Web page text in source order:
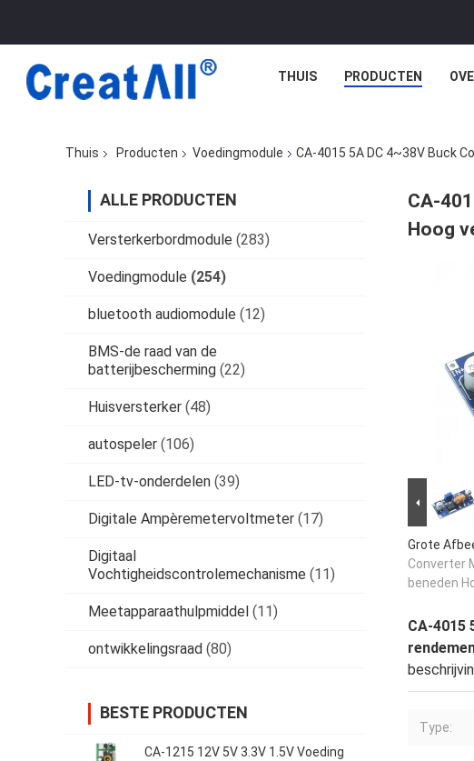
THUIS PRODUCTEN
Thuis Producten Voedingmodule CA-4015 5A DC 4~38V Buck
ALLE PRODUCTEN
Versterkerbordmodule (283)
Voedingmodule (254)
bluetooth audiomodule (12)
BMS-de raad van de
batterijbescherming (22)
Huisversterker (48)
autospeler (106)
LED-tv-onderdelen (39)
Digitale Ampèremetervoltmeter (17)
Digitaal
Vochtigheidscontrolemechanisme (11)
Meetapparaathulpmiddel (11)
ontwikkelingsraad (80)
BESTE PRODUCTEN
CA-1215 12V 5V 3.3V 1.5V Voeding
CA-
Hoog
Grote
Converter
beneden
CA-4015
Type: